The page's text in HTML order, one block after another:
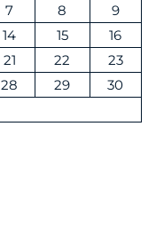
7 8
9
14 15
16
21 22
23
28 29
30